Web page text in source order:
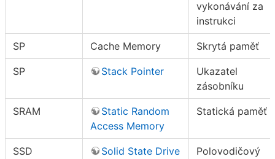
vykonávání za
instrukci
SP Cache Memory Skrytá paměť
SP Stack Pointer
Ukazatel
zásobníku
SRAM
Static Random
Access Memory
Statická paměť
SSD Solid State Drive
Polovodičový